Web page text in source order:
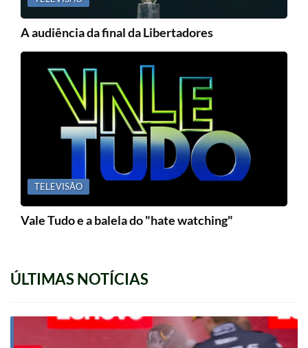
A audiência da final da Libertadores
TELEVISÃO
Vale Tudo e a balela do "hate watching"
ÚLTIMAS NOTÍCIAS